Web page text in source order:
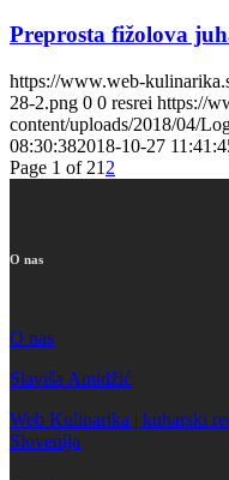
Preprosta fižolova
https://www.web-
28-2.png 0 0 resrei https://
content/uploads/2018/04/
08:30:382018-10-27
Page 1 of 21 2
O nas
O nas
Slaviša Amidžić
Web Kulinarika | kuharski
Slovenija